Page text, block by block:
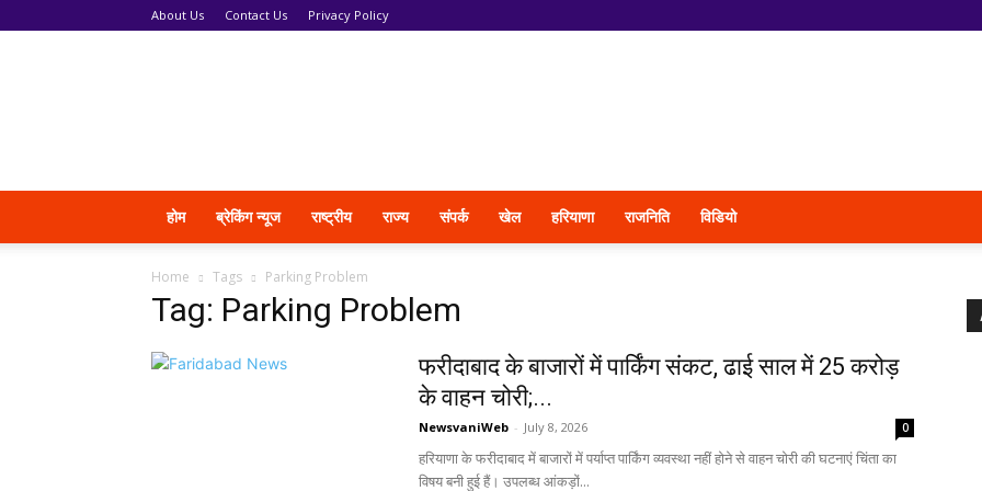
About Us Contact Us Privacy Policy
होम ब्रेकिंग न्यूज राष्ट्रीय राज्य संपर्क खेल हरियाणा राजनिति विडियो
Home Tags Parking Problem
Tag: Parking Problem
फरीदाबाद के बाजारों में पार्किंग संकट, ढाई साल में ₹25 करोड़
के वाहन चोरी;...
NewsvaniWeb - July 8, 2026 0
हरियाणा के फरीदाबाद में बाजारों में पर्याप्त पार्किंग व्यवस्था नहीं होने से वाहन चोरी की घटनाएं चिंता का
विषय बनी हुई हैं। उपलब्ध आंकड़ों...